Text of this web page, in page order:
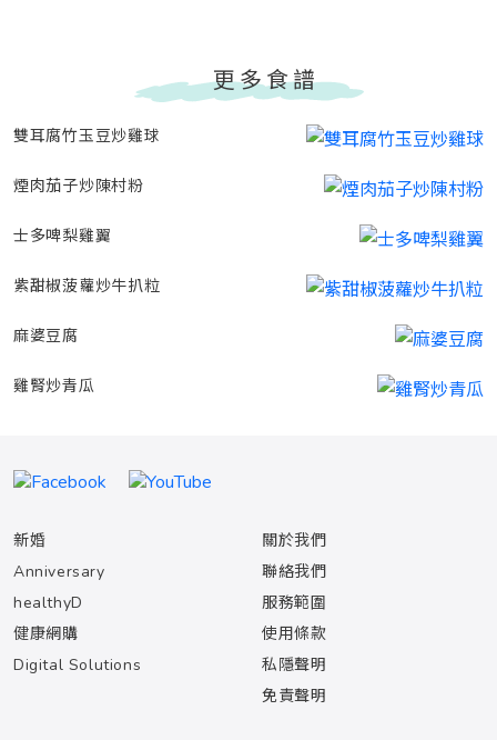
更多食譜
雙耳腐竹玉豆炒雞球
煙肉茄子炒陳村粉
士多啤梨雞翼
紫甜椒菠蘿炒牛扒粒
麻婆豆腐
雞腎炒青瓜
新婚
Anniversary
healthyD
健康網購
Digital Solutions
關於我們
聯絡我們
服務範圍
使用條款
私隱聲明
免責聲明